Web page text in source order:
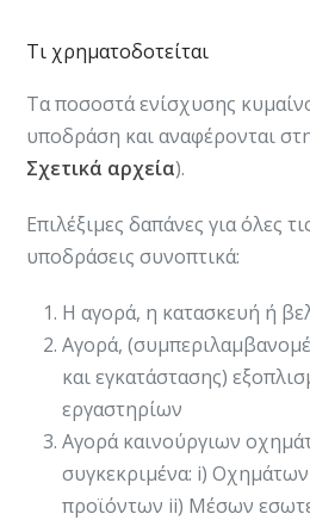
Τι χρηματοδοτείται
Τα ποσοστά ενίσχυσης
υποδράση και αναφέρονται
Σχετικά αρχεία).
Επιλέξιμες δαπάνες για όλες
υποδράσεις συνοπτικά:
Η αγορά, η κατασκευή ή
Αγορά,
και εγκατάστασης)
εργαστηρίων
Αγορά καινούργιων
συγκεκριμένα: i)
προϊόντων ii) Μέσων